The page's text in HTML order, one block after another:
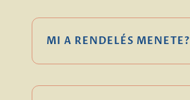
MI A RENDELÉS MENETE?